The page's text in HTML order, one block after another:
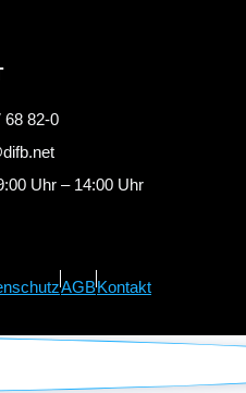
68 82-0
Uhr – 14:00 Uhr
AGBKontakt